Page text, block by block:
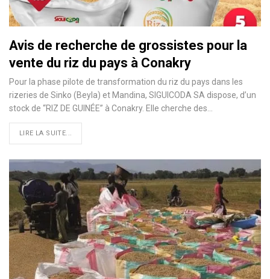
Avis de recherche de grossistes pour la
vente du riz du pays à Conakry
Pour la phase pilote de transformation du riz du pays dans les
rizeries de Sinko (Beyla) et Mandina, SIGUICODA SA dispose, d’un
stock de “RIZ DE GUINÉE” à Conakry. Elle cherche des…
LIRE LA SUITE...